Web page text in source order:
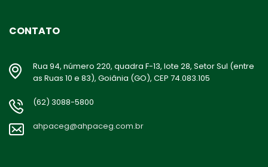
CONTATO
Rua 94, número 220, quadra F-13, lote 28, Setor Sul (entre
as Ruas 10 e 83), Goiânia (GO), CEP 74.083.105
(62) 3088-5800
ahpaceg@ahpaceg.com.br